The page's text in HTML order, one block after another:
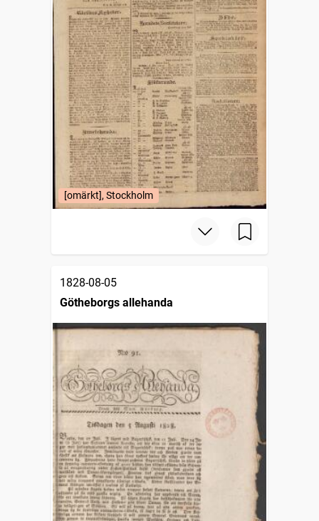
[omärkt], Stockholm
1828-08-05
Götheborgs allehanda